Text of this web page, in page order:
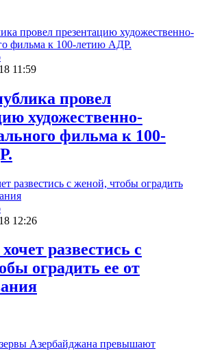
11:59
провел
художественно-
фильма к 100-
12:26
развестись с
оградить ее от